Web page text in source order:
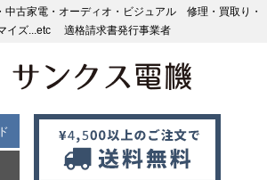
古家電・オーディオ・ビジュアル 修理・買取り・
イズ...etc 適格請求書発行事業者